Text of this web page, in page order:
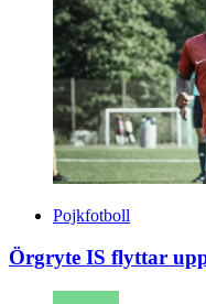
Pojkfotboll
Örgryte IS flyttar